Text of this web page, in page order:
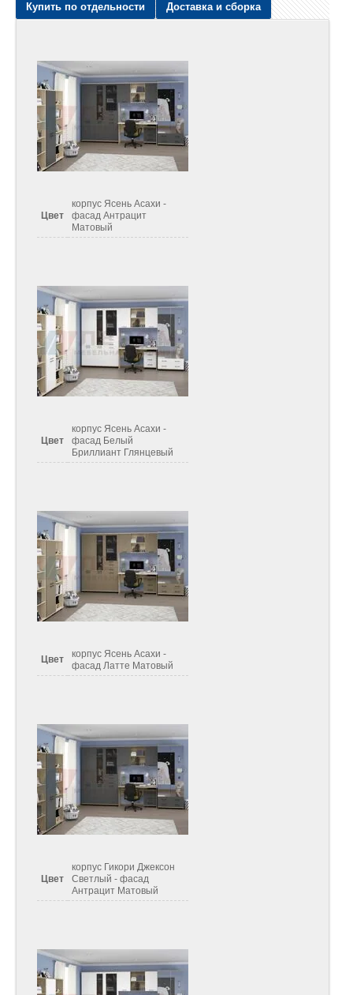
Купить по отдельности Доставка и сборка
Цвет
корпус Ясень Асахи -
фасад Антрацит
Матовый
Цвет
корпус Ясень Асахи -
фасад Белый
Бриллиант Глянцевый
Цвет
корпус Ясень Асахи -
фасад Латте Матовый
Цвет
корпус Гикори Джексон
Светлый - фасад
Антрацит Матовый